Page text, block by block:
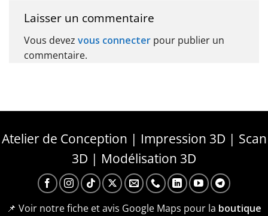
Laisser un commentaire
Vous devez vous connecter pour publier un
commentaire.
Atelier de Conception | Impression 3D | Scan
3D | Modélisation 3D
📌 Voir notre fiche et avis Google Maps pour la boutique